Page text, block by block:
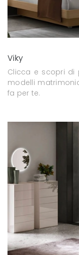
Viky
Clicca e scopri di
modelli
fa per te.